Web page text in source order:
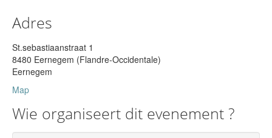
Adres
St.sebastiaanstraat 1
8480 Eernegem (Flandre-Occidentale)
Eernegem
Map
Wie organiseert dit evenement ?